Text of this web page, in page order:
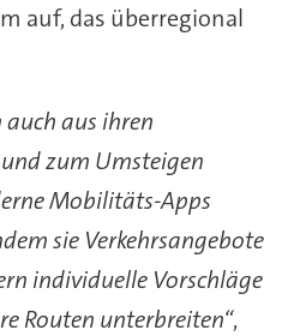
auf, das überregional
auch aus ihren
zum Umsteigen
Mobilitäts-Apps
sie Verkehrsangebote
individuelle Vorschläge
Routen unterbreiten“,